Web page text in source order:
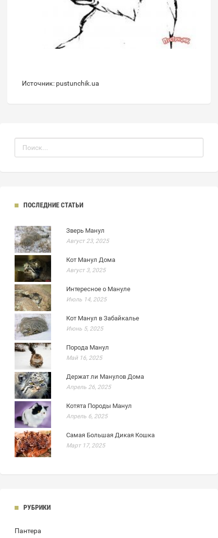
Источник: pustunchik.ua
ПОСЛЕДНИЕ СТАТЬИ
Зверь Манул
Август 23, 2025
Кот Манул Дома
Август 3, 2025
Интересное о Мануле
Июль 14, 2025
Кот Манул в Забайкалье
Июнь 5, 2025
Порода Манул
Май 16, 2025
Держат ли Манулов Дома
Апрель 26, 2025
Котята Породы Манул
Апрель 6, 2025
Самая Большая Дикая Кошка
Март 17, 2025
РУБРИКИ
Пантера